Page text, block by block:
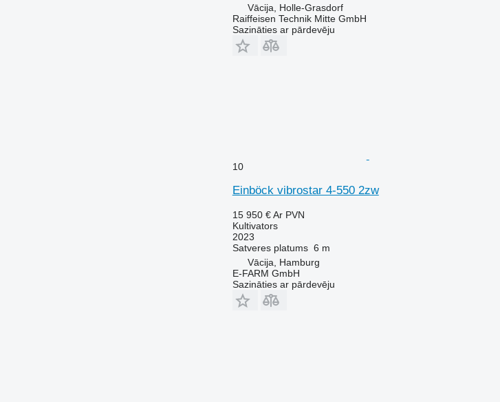
Vācija, Holle-Grasdorf
Raiffeisen Technik Mitte GmbH
Sazināties ar pārdevēju
10
Einböck vibrostar 4-550 2zw
15 950 € Ar PVN
Kultivators
2023
Satveres platums 6 m
Vācija, Hamburg
E-FARM GmbH
Sazināties ar pārdevēju